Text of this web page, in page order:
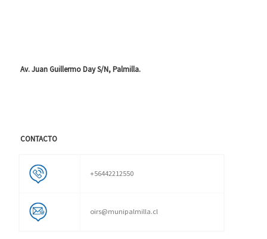
Av. Juan Guillermo Day S/N, Palmilla.
CONTACTO
+56442212550
oirs@munipalmilla.cl